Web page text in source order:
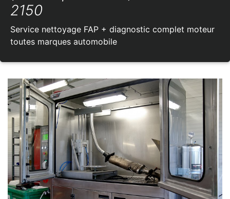
2150
Service nettoyage FAP + diagnostic complet moteur
toutes marques automobile